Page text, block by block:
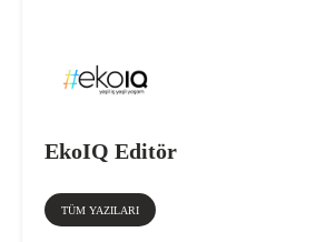
EkoIQ Editör
TÜM YAZILARI